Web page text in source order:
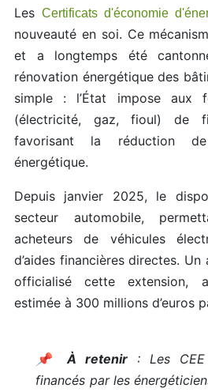
LesCertificats d'économie
nouveauté en soi. Ce
et a longtemps été
rénovation énergétique des
simple : l’État impose aux
(électricité, gaz, fioul) de
favorisant la réduction
énergétique.
Depuis janvier 2025, le
secteur automobile,
acheteurs de véhicules
d’aides financières directes.
officialisé cette extension,
estimée à 300 millions d’euros
📌 À retenir: Les CEE
financés par les